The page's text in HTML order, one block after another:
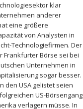
klar
anderer
eine größere
von Analysten in
Technologiefirmen. Der
Frankfurter Börse sei bei
Unternehmen in
sogar besser.
den USA gelistet seien
US-Börsengang
verlagern müsse. In